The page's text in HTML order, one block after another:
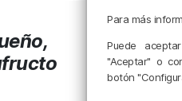
ASTEKO
Amaia
Tiny
como
Para más
Puede
"Aceptar" o
botón